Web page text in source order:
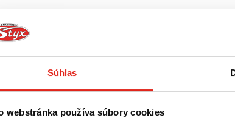
Súhlas
webstránka používa súbory cookies